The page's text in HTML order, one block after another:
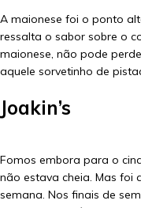
A maionese foi o ponto
ressalta o sabor sobre o
maionese, não pode
aquele sorvetinho de
Joakin’s
Fomos embora para o
não estava cheia. Mas foi
semana. Nos finais de